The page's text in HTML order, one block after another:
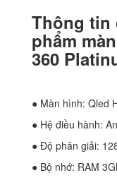
Thông tin
phẩm
360
● Màn hình: Qled
● Hệ điều hành:
● Độ phân giải:
● Bộ nhớ: RAM